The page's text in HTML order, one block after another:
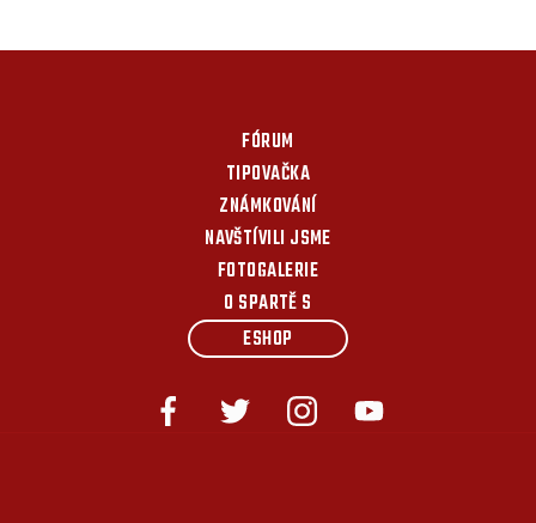
FÓRUM
TIPOVAČKA
ZNÁMKOVÁNÍ
NAVŠTÍVILI JSME
FOTOGALERIE
O SPARTĚ S
ESHOP